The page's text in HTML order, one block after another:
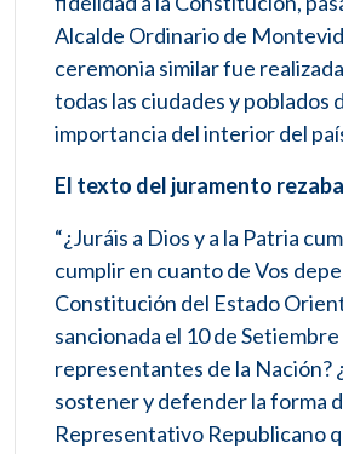
Alcalde Ordinario de
ceremonia similar fue
todas las ciudades y poblados
importancia del interior del
El texto del juramento
“¿Juráis a Dios y a la Patria
cumplir en cuanto de Vos
Constitución del Estado
sancionada el 10 de
representantes de la Nación?
sostener y defender la forma
Representativo Republicano